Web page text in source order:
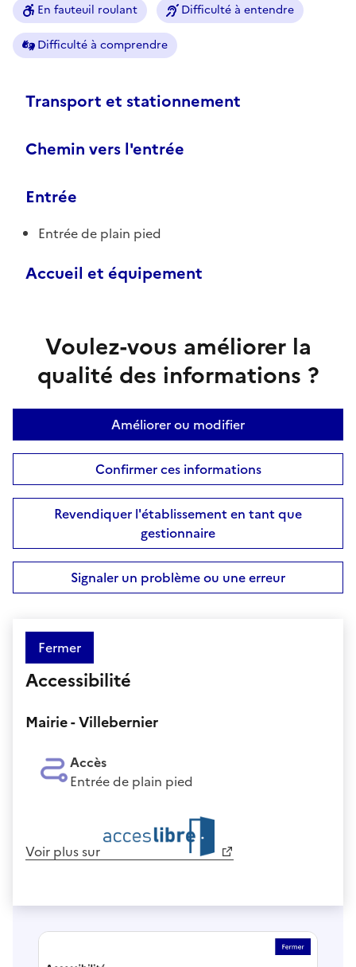
En fauteuil roulant Difficulté à entendre
Difficulté à comprendre
Transport et stationnement
Chemin vers l'entrée
Entrée
Entrée de plain pied
Accueil et équipement
Voulez-vous améliorer la
qualité des informations ?
Améliorer ou modifier
Confirmer ces informations
Revendiquer l'établissement en tant que
gestionnaire
Signaler un problème ou une erreur
Fermer
Accessibilité
Mairie - Villebernier
Accès
Entrée de plain pied
Voir plus sur